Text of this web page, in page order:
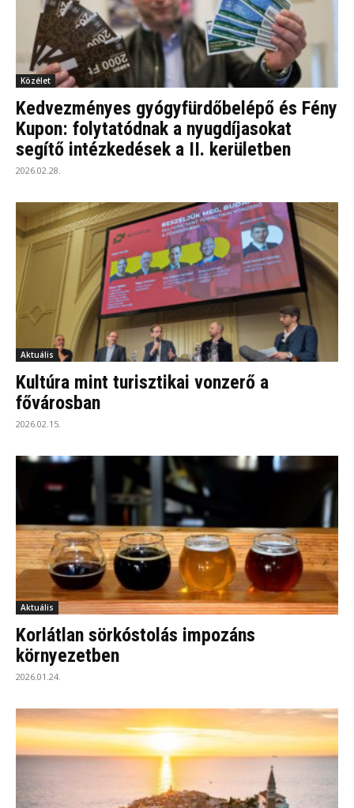
Közélet
Kedvezményes gyógyfürdőbelépő és Fény
Kupon: folytatódnak a nyugdíjasokat
segítő intézkedések a II. kerületben
2026.02.28.
Aktuális
Kultúra mint turisztikai vonzerő a
fővárosban
2026.02.15.
Aktuális
Korlátlan sörkóstolás impozáns
környezetben
2026.01.24.